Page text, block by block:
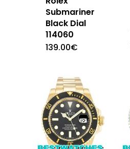
Submariner
Black Dial
114060
139.00€